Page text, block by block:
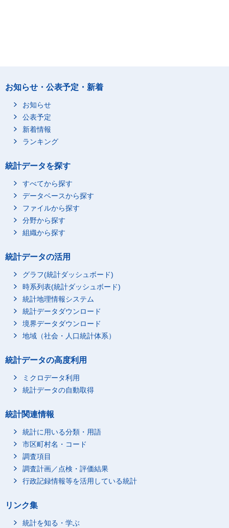
お知らせ・公表予定・新着
お知らせ
公表予定
新着情報
ランキング
統計データを探す
すべてから探す
データベースから探す
ファイルから探す
分野から探す
組織から探す
統計データの活用
グラフ(統計ダッシュボード)
時系列表(統計ダッシュボード)
統計地理情報システム
統計データダウンロード
境界データダウンロード
地域（社会・人口統計体系）
統計データの高度利用
ミクロデータ利用
統計データの自動取得
統計関連情報
統計に用いる分類・用語
市区町村名・コード
調査項目
調査計画／点検・評価結果
行政記録情報等を活用している統計
リンク集
統計を知る・学ぶ